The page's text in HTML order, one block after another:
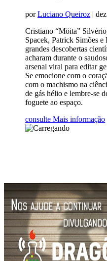
porLuciano Queiroz |
Cristiano “Möita”
Spacek, Patrick Simões e
grandes descobertas
acharam durante o
arsenal viral para editar
Se emocione com o
com o machismo na
de gás hélio e lembre-se
foguete ao espaço.
consulte Mais informação